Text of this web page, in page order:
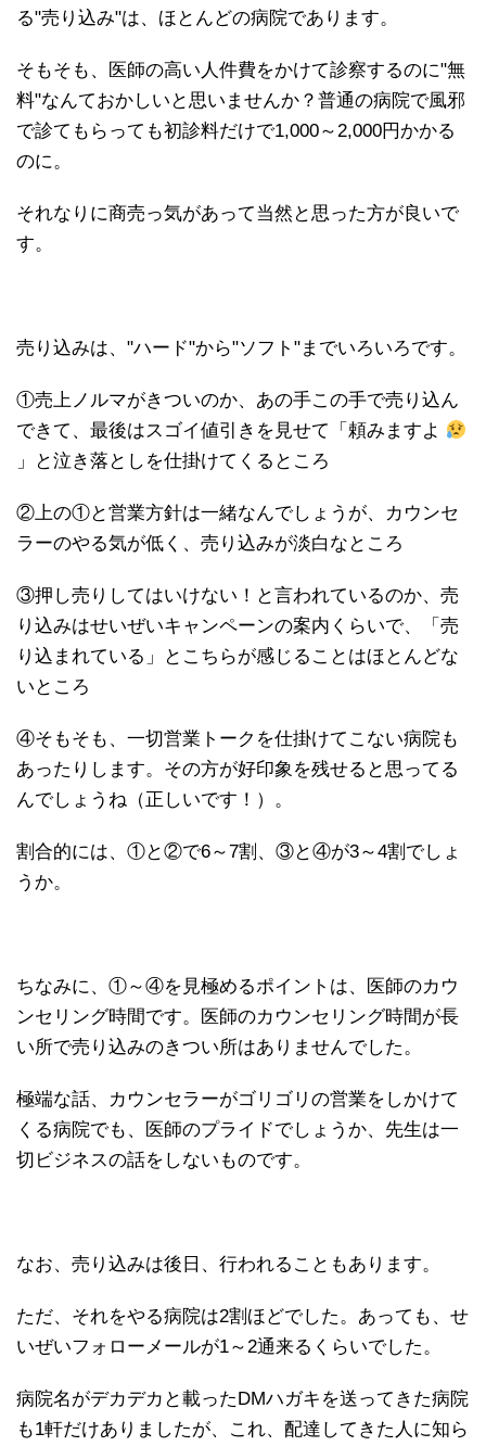
る"売り込み"は、ほとんどの病院であります。
そもそも、医師の高い人件費をかけて診察するのに"無
料"なんておかしいと思いませんか？普通の病院で風邪
で診てもらっても初診料だけで1,000～2,000円かかる
のに。
それなりに商売っ気があって当然と思った方が良いで
す。
売り込みは、"ハード"から"ソフト"までいろいろです。
①売上ノルマがきついのか、あの手この手で売り込ん
できて、最後はスゴイ値引きを見せて「頼みますよ
」と泣き落としを仕掛けてくるところ
②上の①と営業方針は一緒なんでしょうが、カウンセ
ラーのやる気が低く、売り込みが淡白なところ
③押し売りしてはいけない！と言われているのか、売
り込みはせいぜいキャンペーンの案内くらいで、「売
り込まれている」とこちらが感じることはほとんどな
いところ
④そもそも、一切営業トークを仕掛けてこない病院も
あったりします。その方が好印象を残せると思ってる
んでしょうね（正しいです！）。
割合的には、①と②で6～7割、③と④が3～4割でしょ
うか。
ちなみに、①～④を見極めるポイントは、医師のカウ
ンセリング時間です。医師のカウンセリング時間が長
い所で売り込みのきつい所はありませんでした。
極端な話、カウンセラーがゴリゴリの営業をしかけて
くる病院でも、医師のプライドでしょうか、先生は一
切ビジネスの話をしないものです。
なお、売り込みは後日、行われることもあります。
ただ、それをやる病院は2割ほどでした。あっても、せ
いぜいフォローメールが1～2通来るくらいでした。
病院名がデカデカと載ったDMハガキを送ってきた病院
も1軒だけありましたが、これ、配達してきた人に知ら